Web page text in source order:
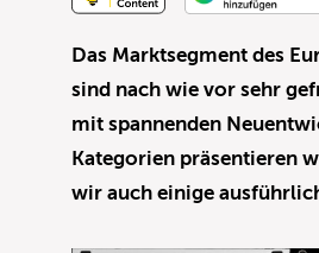
Das Marktsegment des
sind nach wie vor sehr
mit spannenden
Kategorien präsentieren
wir auch einige